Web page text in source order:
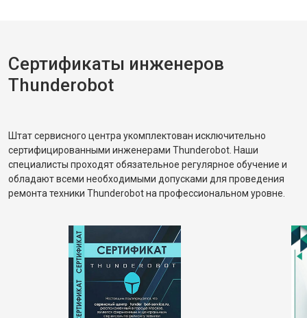
Сертификаты инженеров
Thunderobot
Штат сервисного центра укомплектован исключительно
сертифицированными инженерами Thunderobot. Наши
специалисты проходят обязательное регулярное обучение и
обладают всеми необходимыми допусками для проведения
ремонта техники Thunderobot на профессиональном уровне.